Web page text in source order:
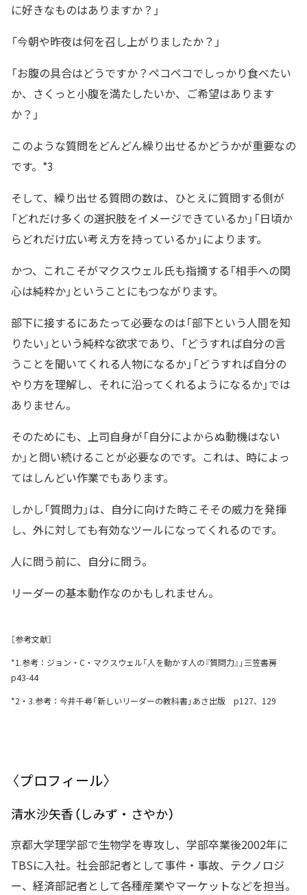
に好きなものはありますか？」
「今朝や昨夜は何を召し上がりましたか？」
「お腹の具合はどうですか？ペコペコでしっかり食べたい
か、さくっと小腹を満たしたいか、ご希望はあります
か？」
このような質問をどんどん繰り出せるかどうかが重要なの
です。*3
そして、繰り出せる質問の数は、ひとえに質問する側が
「どれだけ多くの選択肢をイメージできているか」「日頃か
らどれだけ広い考え方を持っているか」によります。
かつ、これこそがマクスウェル氏も指摘する「相手への関
心は純粋か」ということにもつながります。
部下に接するにあたって必要なのは「部下という人間を知
りたい」という純粋な欲求であり、「どうすれば自分の言
うことを聞いてくれる人物になるか」「どうすれば自分の
やり方を理解し、それに沿ってくれるようになるか」では
ありません。
そのためにも、上司自身が「自分によからぬ動機はない
か」と問い続けることが必要なのです。これは、時によっ
てはしんどい作業でもあります。
しかし「質問力」は、自分に向けた時こそその威力を発揮
し、外に対しても有効なツールになってくれるのです。
人に問う前に、自分に問う。
リーダーの基本動作なのかもしれません。
［参考文献］
*1.参考：ジョン・C・マクスウェル「人を動かす人の『質問力』」三笠書房
p43-44
*2・3.参考：今井千尋「新しいリーダーの教科書」あさ出版 p127、129
〈プロフィール〉
清水沙矢香（しみず・さやか）
京都大学理学部で生物学を専攻し、学部卒業後2002年に
TBSに入社。社会部記者として事件・事故、テクノロジ
ー、経済部記者として各種産業やマーケットなどを担当。